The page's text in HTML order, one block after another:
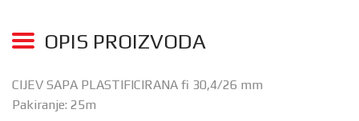
OPIS PROIZVODA
CIJEV SAPA PLASTIFICIRANA fi 30,4/26 mm
Pakiranje: 25m